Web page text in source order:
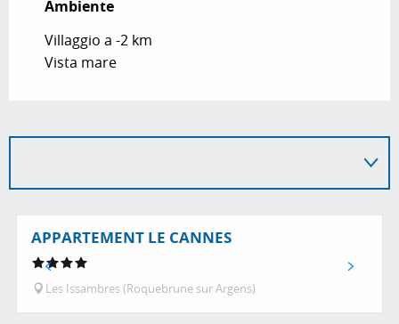
Ambiente
Ambiente
Villaggio a -2 km
Vista mare
APPARTEMENT LE CANNES
Les Issambres (Roquebrune sur Argens)